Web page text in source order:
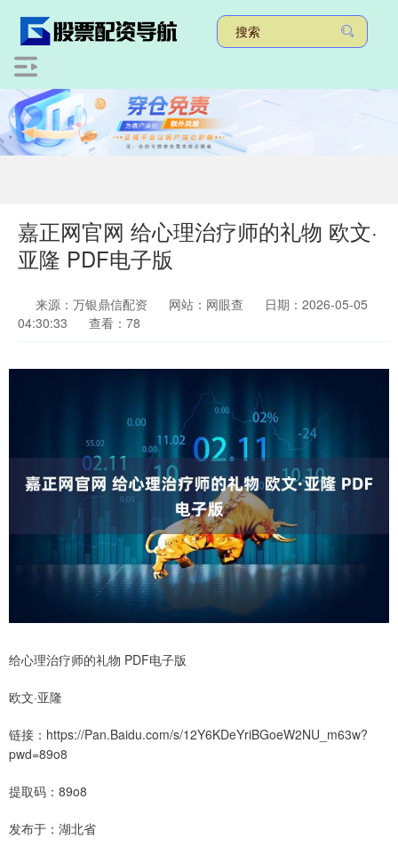
嘉正网官网 给心理治疗师的礼物 欧文·
亚隆 PDF电子版
来源：万银鼎信配资 网站：网眼查
日期：2026-05-05
04:30:33
查看：78
给心理治疗师的礼物 PDF电子版
欧文·亚隆
链接：https://Pan.Baidu.com/s/12Y6KDeYriBGoeW2NU_m63w?
pwd=89o8
提取码：89o8
发布于：湖北省